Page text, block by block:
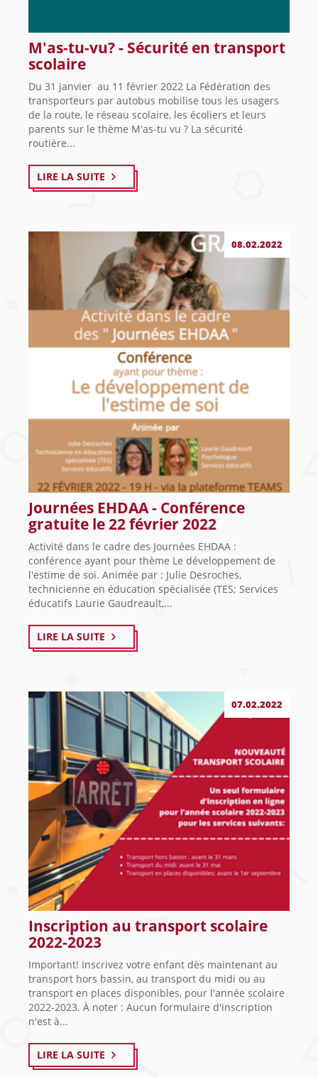
M'as-tu-vu? - Sécurité en transport
scolaire
Du 31 janvier au 11 février 2022 La Fédération des
transporteurs par autobus mobilise tous les usagers
de la route, le réseau scolaire, les écoliers et leurs
parents sur le thème M'as-tu vu ? La sécurité
routière...
LIRE LA SUITE
08.02.2022
Journées EHDAA - Conférence
gratuite le 22 février 2022
Activité dans le cadre des Journées EHDAA :
conférence ayant pour thème Le développement de
l'estime de soi. Animée par : Julie Desroches,
technicienne en éducation spécialisée (TES; Services
éducatifs Laurie Gaudreault,...
LIRE LA SUITE
07.02.2022
Inscription au transport scolaire
2022-2023
Important! Inscrivez votre enfant dès maintenant au
transport hors bassin, au transport du midi ou au
transport en places disponibles, pour l'année scolaire
2022-2023. À noter : Aucun formulaire d'inscription
n'est à...
LIRE LA SUITE